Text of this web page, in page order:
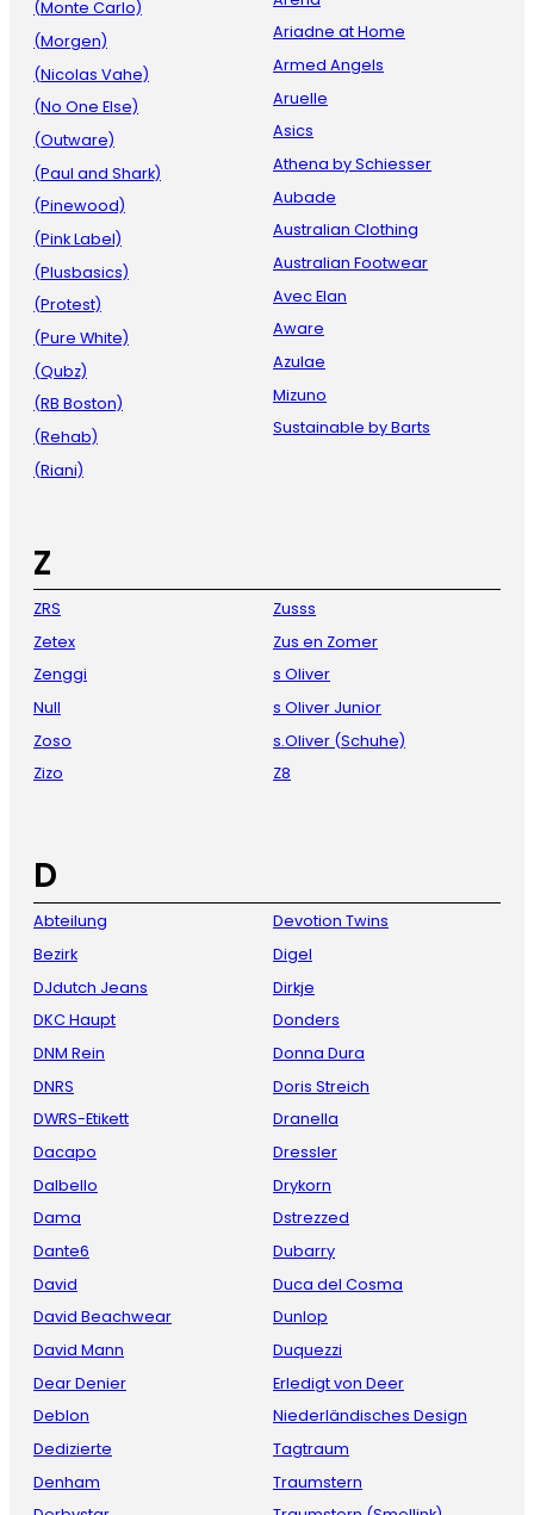
(Monte Carlo)
(Morgen)
(Nicolas Vahe)
(No One Else)
(Outware)
(Paul and Shark)
(Pinewood)
(Pink Label)
(Plusbasics)
(Protest)
(Pure White)
(Qubz)
(RB Boston)
(Rehab)
(Riani)
Ariadne at Home
Armed Angels
Aruelle
Asics
Athena by Schiesser
Aubade
Australian Clothing
Australian Footwear
Avec Elan
Aware
Azulae
Mizuno
Sustainable by Barts
Z
ZRS
Zetex
Zenggi
Null
Zoso
Zizo
Zusss
Zus en Zomer
s Oliver
s Oliver Junior
s.Oliver (Schuhe)
Z8
D
Abteilung
Bezirk
DJdutch Jeans
DKC Haupt
DNM Rein
DNRS
DWRS-Etikett
Dacapo
Dalbello
Dama
Dante6
David
David Beachwear
David Mann
Dear Denier
Deblon
Dedizierte
Denham
Devotion Twins
Digel
Dirkje
Donders
Donna Dura
Doris Streich
Dranella
Dressler
Drykorn
Dstrezzed
Dubarry
Duca del Cosma
Dunlop
Duquezzi
Erledigt von Deer
Niederländisches Design
Tagtraum
Traumstern